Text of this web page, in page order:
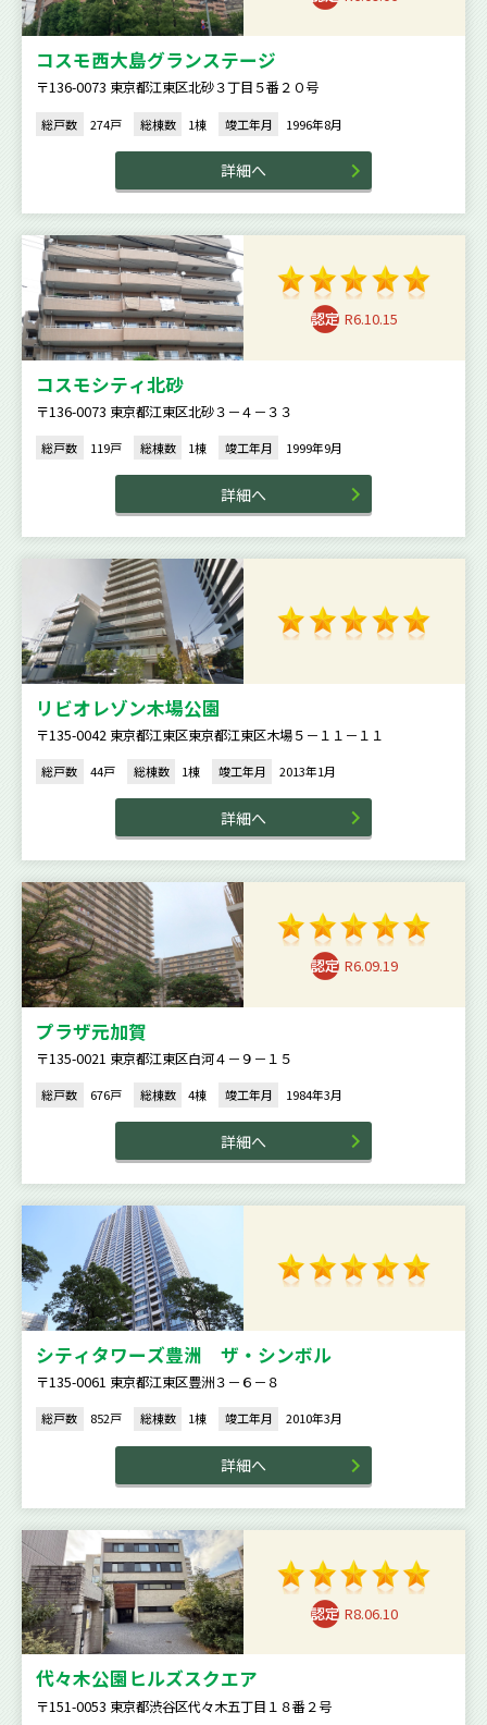
コスモ西大島グランステージ
〒136-0073 東京都江東区北砂３丁目５番２０号
総戸数 274戸 総棟数 1棟 竣工年月 1996年8月
詳細へ
R6.10.15
コスモシティ北砂
〒136-0073 東京都江東区北砂３－４－３３
総戸数 119戸 総棟数 1棟 竣工年月 1999年9月
詳細へ
リビオレゾン木場公園
〒135-0042 東京都江東区東京都江東区木場５－１１－１１
総戸数 44戸 総棟数 1棟 竣工年月 2013年1月
詳細へ
R6.09.19
プラザ元加賀
〒135-0021 東京都江東区白河４－９－１５
総戸数 676戸 総棟数 4棟 竣工年月 1984年3月
詳細へ
シティタワーズ豊洲 ザ・シンボル
〒135-0061 東京都江東区豊洲３－６－８
総戸数 852戸 総棟数 1棟 竣工年月 2010年3月
詳細へ
R8.06.10
代々木公園ヒルズスクエア
〒151-0053 東京都渋谷区代々木五丁目１８番２号